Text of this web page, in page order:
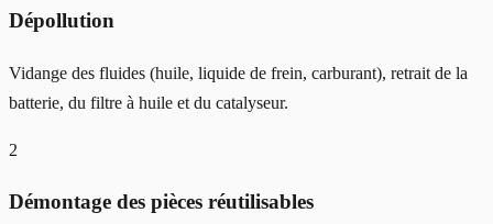
Dépollution
Vidange des fluides (huile, liquide de frein, carburant), retrait de la
batterie, du filtre à huile et du catalyseur.
2
Démontage des pièces réutilisables